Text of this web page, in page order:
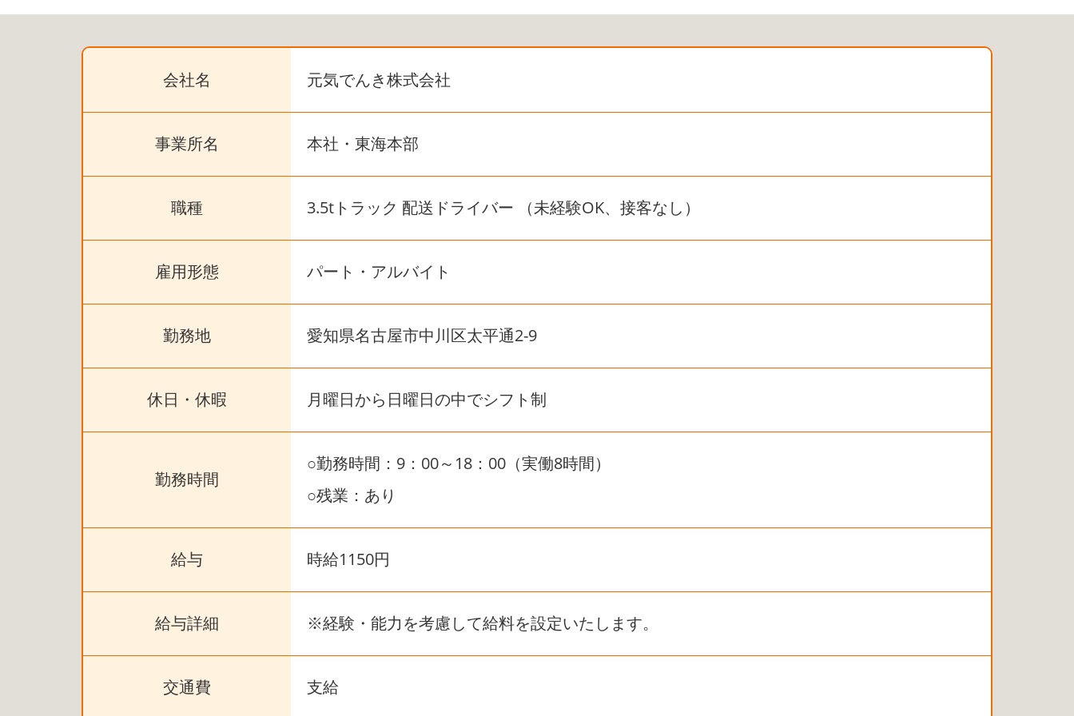
会社名 元気でんき株式会社
事業所名 本社・東海本部
職種 3.5tトラック 配送ドライバー （未経験OK、接客なし）
雇用形態 パート・アルバイト
勤務地 愛知県名古屋市中川区太平通2-9
休日・休暇 月曜日から日曜日の中でシフト制
勤務時間
○勤務時間：9：00～18：00（実働8時間）
○残業：あり
給与 時給1150円
給与詳細 ※経験・能力を考慮して給料を設定いたします。
交通費 支給